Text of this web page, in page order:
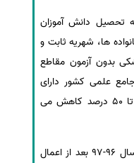
تحصیل دانش آموزان
ها، شهریه ثابت و
بدون آزمون مقاطع
علمی کشور دارای
اولویت بوده و کمبود دانشجو دارند تا 50 درصد کاهش می
این کاهش 50 درصدی شهریه برای سال 96-97 بعد از اعمال